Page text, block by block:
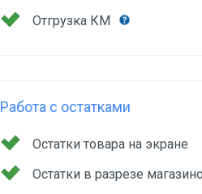
Отгрузка КМ
Работа с остатками
Остатки товара на экране
Остатки в разрезе